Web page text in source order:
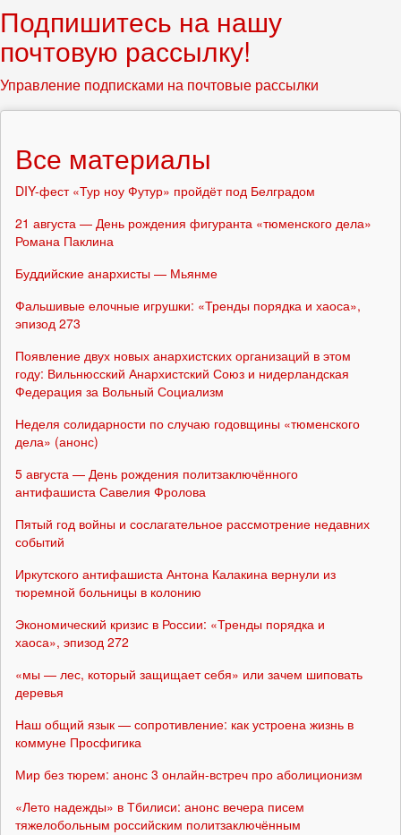
Подпишитесь на нашу
почтовую рассылку!
Управление подписками на почтовые рассылки
Все материалы
DIY-фест «Тур ноу Футур» пройдёт под Белградом
21 августа — День рождения фигуранта «тюменского дела»
Романа Паклина
Буддийские анархисты — Мьянме
Фальшивые елочные игрушки: «Тренды порядка и хаоса»,
эпизод 273
Появление двух новых анархистских организаций в этом
году: Вильнюсский Анархистский Союз и нидерландская
Федерация за Вольный Социализм
Неделя солидарности по случаю годовщины «тюменского
дела» (анонс)
5 августа — День рождения политзаключённого
антифашиста Савелия Фролова
Пятый год войны и сослагательное рассмотрение недавних
событий
Иркутского антифашиста Антона Калакина вернули из
тюремной больницы в колонию
Экономический кризис в России: «Тренды порядка и
хаоса», эпизод 272
«мы — лес, который защищает себя» или зачем шиповать
деревья
Наш общий язык — сопротивление: как устроена жизнь в
коммуне Просфигика
Мир без тюрем: анонс 3 онлайн-встреч про аболиционизм
«Лето надежды» в Тбилиси: анонс вечера писем
тяжелобольным российским политзаключённым